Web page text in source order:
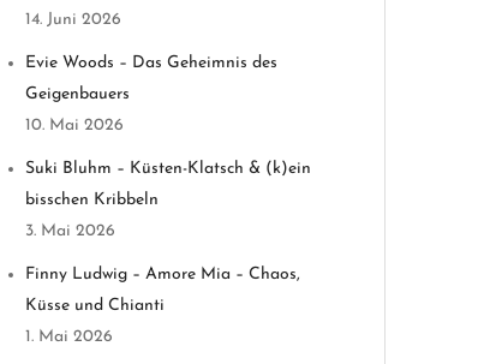
14. Juni 2026
Evie Woods – Das Geheimnis des
Geigenbauers
10. Mai 2026
Suki Bluhm – Küsten-Klatsch & (k)ein
bisschen Kribbeln
3. Mai 2026
Finny Ludwig – Amore Mia – Chaos,
Küsse und Chianti
1. Mai 2026